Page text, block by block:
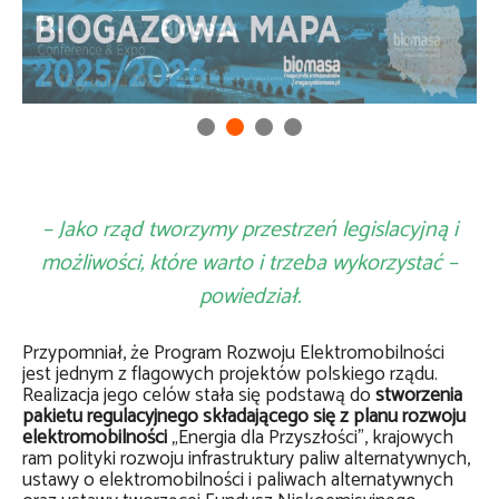
– Jako rząd tworzymy przestrzeń legislacyjną i
możliwości, które warto i trzeba wykorzystać –
powiedział.
Przypomniał, że Program Rozwoju Elektromobilności
jest jednym z flagowych projektów polskiego rządu.
Realizacja jego celów stała się podstawą dostworzenia
pakietu regulacyjnego składającego się z planu rozwoju
elektromobilności„Energia dla Przyszłości”, krajowych
ram polityki rozwoju infrastruktury paliw alternatywnych,
ustawy o elektromobilności i paliwach alternatywnych